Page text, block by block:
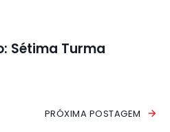
Sétima Turma
PRÓXIMA POSTAGEM